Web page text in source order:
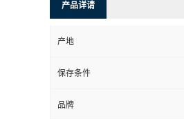
产品详请
产地
保存条件
品牌